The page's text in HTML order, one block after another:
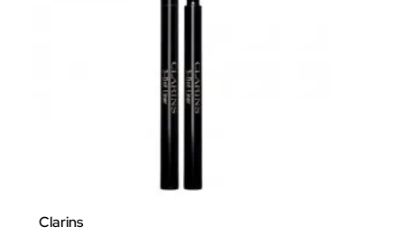
Clarins